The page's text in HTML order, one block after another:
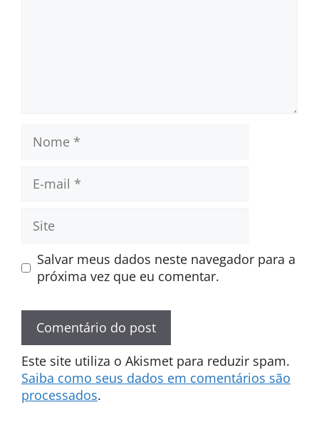
mail
Site
Salvar meus dados neste navegador para a
próxima vez que eu comentar.
Este site utiliza o Akismet para reduzir spam.
Saiba como seus dados em comentários são
processados.